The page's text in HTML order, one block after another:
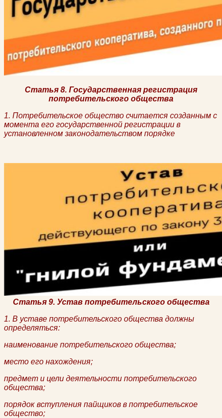
Статья 8. Государственная регистрация
потребительского общества
1. Потребительское общество считается созданным с
момента его государственной регистрации в
установленном законодательством порядке
Статья 9. Устав потребительского общества
1. В уставе потребительского общества должны
определяться:
наименование потребительского общества;
место его нахождения;
предмет и цели деятельности потребительского
общества;
порядок вступления пайщиков в потребительское
общество;